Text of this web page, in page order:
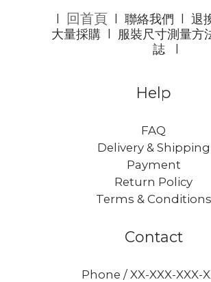
回首頁 聯絡我們 退
大量採購
服裝尺寸測量方
誌l
Help
FAQ
Delivery & Shipping
Payment
Return Policy
Terms & Conditions
Contact
Phone / XX-XXX-XXX-